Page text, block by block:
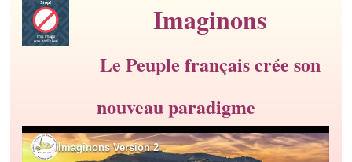
Imaginons
Le Peuple français crée son
nouveau paradigme